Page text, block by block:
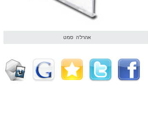
אהרל'ה סמט